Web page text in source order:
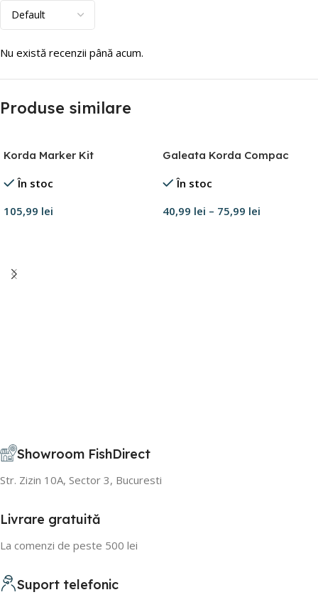
Nu există recenzii până acum.
Produse similare
Korda Marker Kit
În stoc
105,99 lei
Galeata Korda Compac
În stoc
40,99 lei – 75,99 lei
Showroom FishDirect
Str. Zizin 10A, Sector 3, Bucuresti
Livrare gratuită
La comenzi de peste 500 lei
Suport telefonic